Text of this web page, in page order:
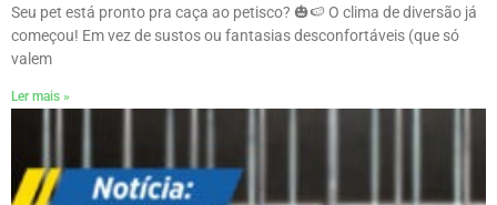
Seu pet está pronto pra caça ao petisco? 🎃🍉 O clima de diversão já
começou! Em vez de sustos ou fantasias desconfortáveis (que só
valem
Ler mais »